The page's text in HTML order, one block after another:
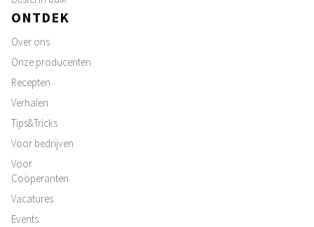
ONTDEK
Over ons
Onze producenten
Recepten
Verhalen
Tips&Tricks
Voor bedrijven
Voor
Coöperanten
Vacatures
Events